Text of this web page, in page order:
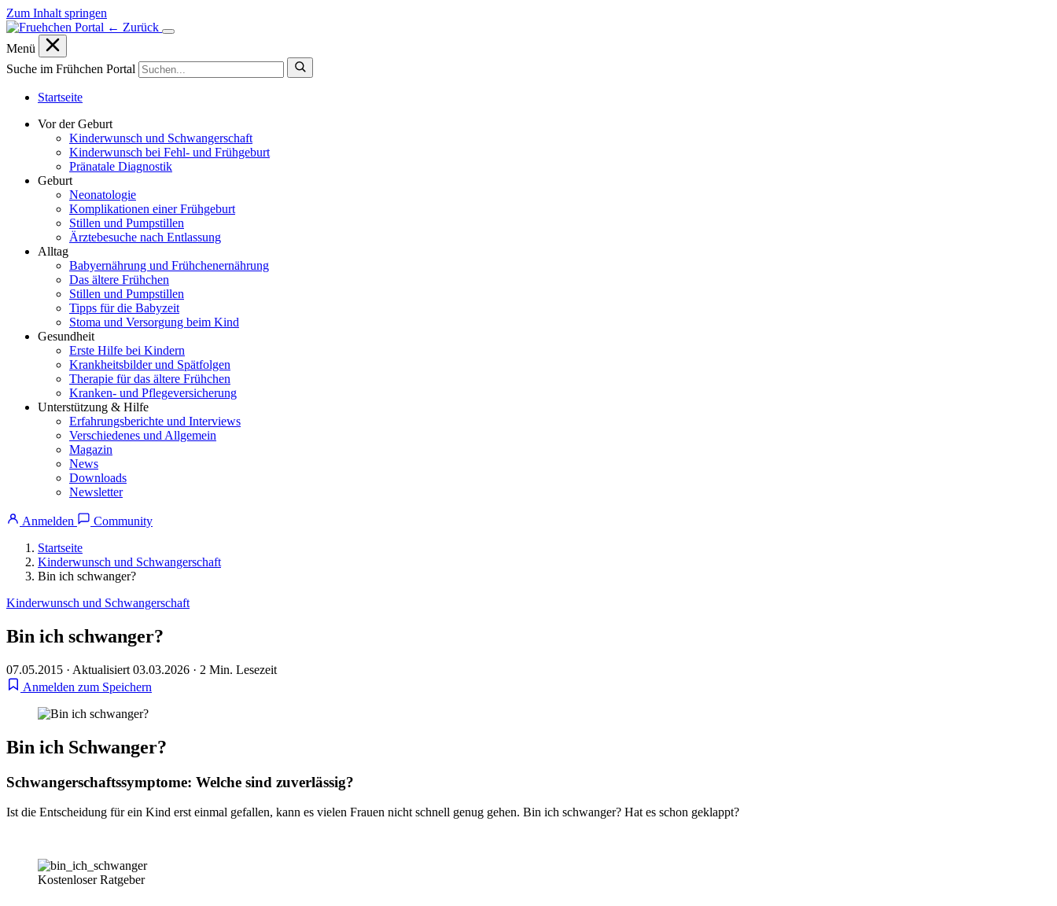
Zum Inhalt springen
← Zurück
Menü
Suche im Frühchen Portal
Startseite
Vor der Geburt
Kinderwunsch und Schwangerschaft
Kinderwunsch bei Fehl- und Frühgeburt
Pränatale Diagnostik
Geburt
Neonatologie
Komplikationen einer Frühgeburt
Stillen und Pumpstillen
Ärztebesuche nach Entlassung
Alltag
Babyernährung und Frühchenernährung
Das ältere Frühchen
Stillen und Pumpstillen
Tipps für die Babyzeit
Stoma und Versorgung beim Kind
Gesundheit
Erste Hilfe bei Kindern
Krankheitsbilder und Spätfolgen
Therapie für das ältere Frühchen
Kranken- und Pflegeversicherung
Unterstützung & Hilfe
Erfahrungsberichte und Interviews
Verschiedenes und Allgemein
Magazin
News
Downloads
Newsletter
Anmelden
Community
Startseite
Kinderwunsch und Schwangerschaft
Bin ich schwanger?
Kinderwunsch und Schwangerschaft
Bin ich schwanger?
07.05.2015 · Aktualisiert 03.03.2026 · 2 Min. Lesezeit
Anmelden zum Speichern
Bin ich Schwanger?
Schwangerschaftssymptome: Welche sind zuverlässig?
Ist die Entscheidung für ein Kind erst einmal gefallen, kann es vielen Frauen nicht schnell genug gehen. Bin ich schwanger? Hat es schon geklappt?
Kostenloser Ratgeber